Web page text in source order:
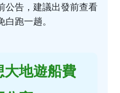
公告，建議出發前查看
白跑一趟。
大地遊船費